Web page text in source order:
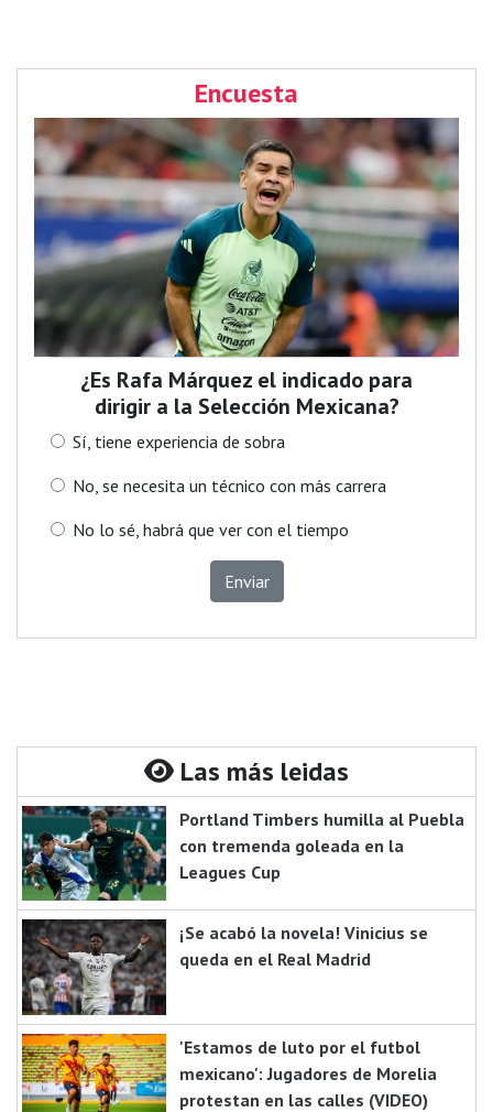
Encuesta
¿Es Rafa Márquez el indicado para
dirigir a la Selección Mexicana?
Sí, tiene experiencia de sobra
No, se necesita un técnico con más carrera
No lo sé, habrá que ver con el tiempo
Enviar
Las más leidas
Portland Timbers humilla al Puebla
con tremenda goleada en la
Leagues Cup
¡Se acabó la novela! Vinicius se
queda en el Real Madrid
'Estamos de luto por el futbol
mexicano': Jugadores de Morelia
protestan en las calles (VIDEO)